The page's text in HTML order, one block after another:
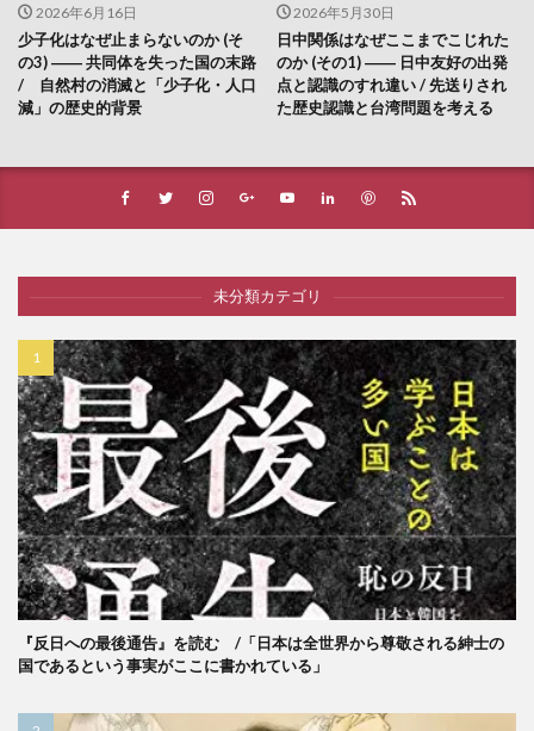
2026年6月16日
少子化はなぜ止まらないのか (そ
の3) ―― 共同体を失った国の末路
/ 自然村の消滅と「少子化・人口
減」の歴史的背景
2026年5月30日
日中関係はなぜここまでこじれた
のか (その1) ―― 日中友好の出発
点と認識のすれ違い / 先送りされ
た歴史認識と台湾問題を考える
未分類カテゴリ
『反日への最後通告』を読む /「日本は全世界から尊敬される紳士の
国であるという事実がここに書かれている」